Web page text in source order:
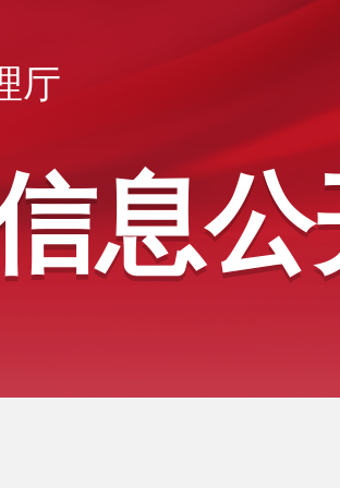
厅
息公